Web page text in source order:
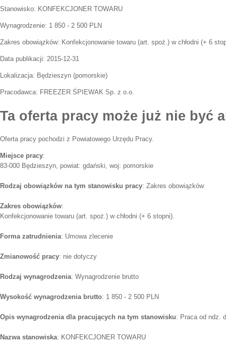
Stanowisko: KONFEKCJONER TOWARU
Wynagrodzenie: 1 850 - 2 500 PLN
Zakres obowiązków: Konfekcjonowanie towaru (art. spoż.) w chłodni (+ 6
Data publikacji: 2015-12-31
Lokalizacja: Będzieszyn (pomorskie)
Pracodawca: FREEZER ŚPIEWAK Sp. z o.o.
Ta oferta pracy może już nie być
Oferta pracy pochodzi z Powiatowego Urzędu Pracy.
Miejsce pracy:
83-000 Będzieszyn, powiat: gdański, woj: pomorskie
Rodzaj obowiązków na tym stanowisku pracy: Zakres obowiązków
Zakres obowiązków:
Konfekcjonowanie towaru (art. spoż.) w chłodni (+ 6 stopni).
Forma zatrudnienia: Umowa zlecenie
Zmianowość pracy: nie dotyczy
Rodzaj wynagrodzenia: Wynagrodzenie brutto
Wysokość wynagrodzenia brutto: 1 850 - 2 500 PLN
Opis wynagrodzenia dla pracujących na tym stanowisku: Praca od ndz.
Nazwa stanowiska: KONFEKCJONER TOWARU